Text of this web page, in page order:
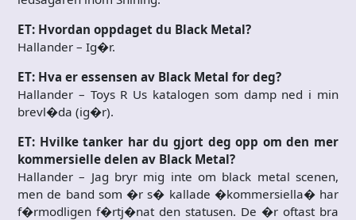
ET: Hvordan oppdaget du Black Metal?
Hallander – Ig�r.
ET: Hva er essensen av Black Metal for deg?
Hallander – Toys R Us katalogen som damp ned i min
brevl�da (ig�r).
ET: Hvilke tanker har du gjort deg opp om den mer
kommersielle delen av Black Metal?
Hallander – Jag bryr mig inte om black metal scenen,
men de band som �r s� kallade �kommersiella� har
f�rmodligen f�rtj�nat den statusen. De �r oftast bra